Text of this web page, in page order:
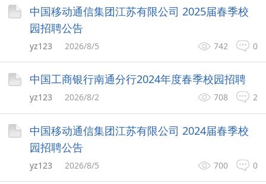
中国移动通信集团江苏有限公司 2025届春季校
园招聘公告
0
742
yz123 2026/8/5
中国工商银行南通分行2024年度春季校园招聘
2
708
yz123 2026/8/2
中国移动通信集团江苏有限公司 2024届春季校
园招聘公告
0
700
yz123 2026/8/5